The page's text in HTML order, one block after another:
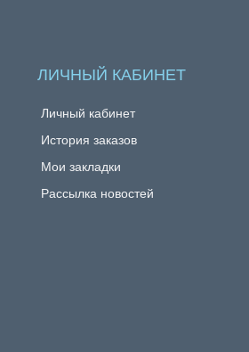
ЛИЧНЫЙ КАБИНЕТ
Личный кабинет
История заказов
Мои закладки
Рассылка новостей